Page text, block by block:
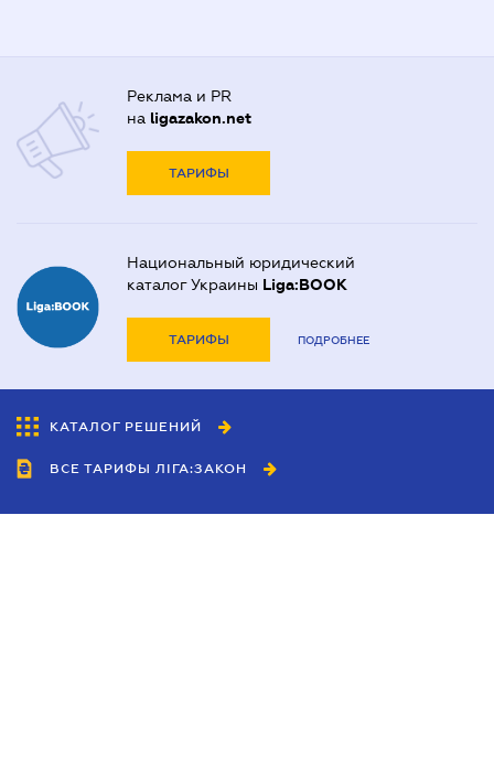
Реклама и PR
на ligazakon.net
ТАРИФЫ
Национальный юридический
каталог Украины Liga:BOOK
ТАРИФЫ ПОДРОБНЕЕ
КАТАЛОГ РЕШЕНИЙ
ВСЕ ТАРИФЫ ЛІГА:ЗАКОН